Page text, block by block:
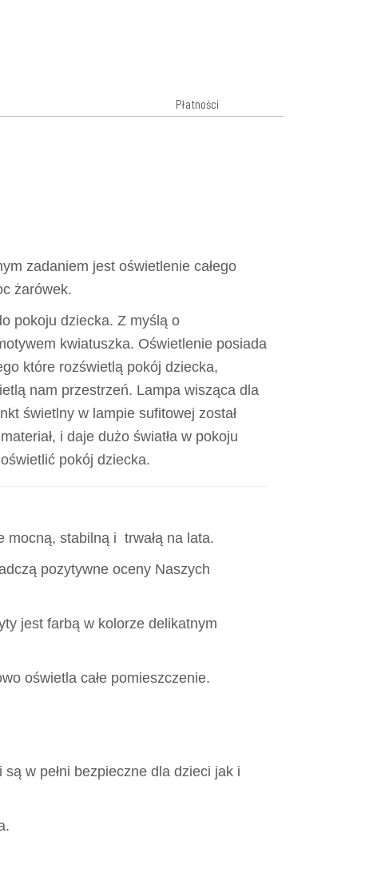
Płatności
zadaniem jest oświetlenie całego
żarówek.
pokoju dziecka. Z myślą o
kwiatuszka. Oświetlenie posiada
które rozświetlą pokój dziecka,
nam przestrzeń. Lampa wisząca dla
świetlny w lampie sufitowej został
i daje dużo światła w pokoju
pokój dziecka.
mocną, stabilną i trwałą na lata.
pozytywne oceny Naszych
jest farbą w kolorze delikatnym
oświetla całe pomieszczenie.
w pełni bezpieczne dla dzieci jak i